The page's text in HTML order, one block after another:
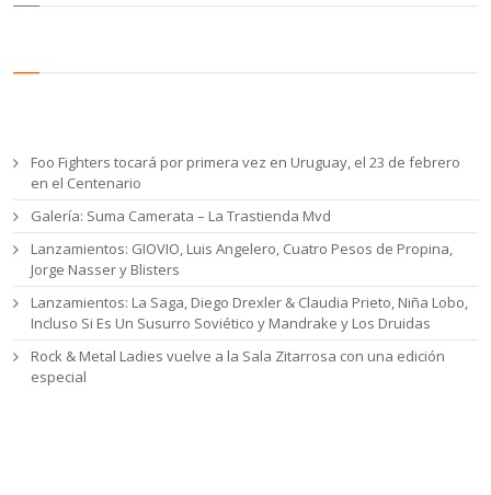
Foo Fighters tocará por primera vez en Uruguay, el 23 de febrero
en el Centenario
Galería: Suma Camerata – La Trastienda Mvd
Lanzamientos: GIOVIO, Luis Angelero, Cuatro Pesos de Propina,
Jorge Nasser y Blisters
Lanzamientos: La Saga, Diego Drexler & Claudia Prieto, Niña Lobo,
Incluso Si Es Un Susurro Soviético y Mandrake y Los Druidas
Rock & Metal Ladies vuelve a la Sala Zitarrosa con una edición
especial